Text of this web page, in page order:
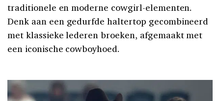
traditionele en moderne cowgirl-elementen.
Denk aan een gedurfde haltertop gecombineerd
met klassieke lederen broeken, afgemaakt met
een iconische cowboyhoed.